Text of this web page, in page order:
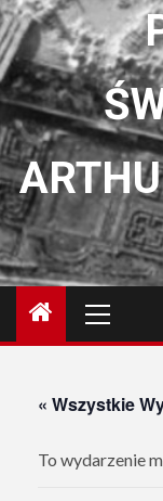
główne
« Wszystkie
To wydarzenie